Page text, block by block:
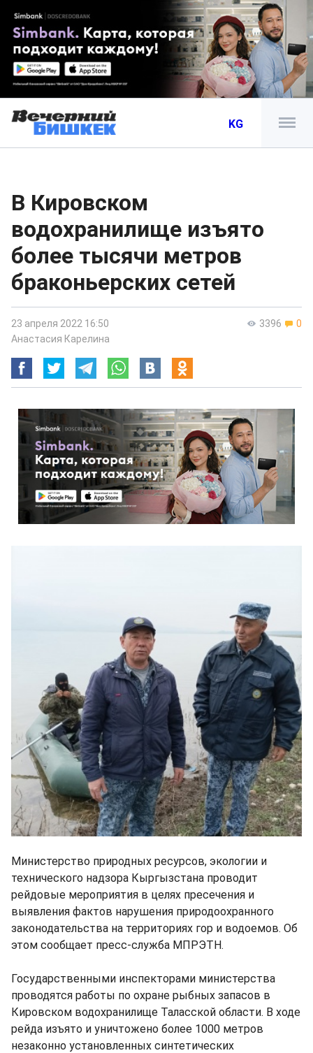
KG
В Кировском
водохранилище изъято
более тысячи метров
браконьерских сетей
3396 0
23 апреля 2022 16:50
Анастасия Карелина
Министерство природных ресурсов, экологии и
технического надзора Кыргызстана проводит
рейдовые мероприятия в целях пресечения и
выявления фактов нарушения природоохранного
законодательства на территориях гор и водоемов. Об
этом сообщает пресс-служба МПРЭТН.
Государственными инспекторами министерства
проводятся работы по охране рыбных запасов в
Кировском водохранилище Таласской области. В ходе
рейда изъято и уничтожено более 1000 метров
незаконно установленных синтетических